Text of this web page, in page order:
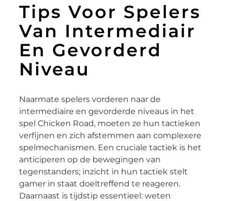
Tips Voor Spelers
Van Intermediair
En Gevorderd
Niveau
Naarmate spelers vorderen naar de
intermediaire en gevorderde niveaus in het
spel Chicken Road, moeten ze hun tactieken
verfijnen en zich afstemmen aan complexere
spelmechanismen. Een cruciale tactiek is het
anticiperen op de bewegingen van
tegenstanders; inzicht in hun tactiek stelt
gamer in staat doeltreffend te reageren.
Daarnaast is tijdstip essentieel: weten